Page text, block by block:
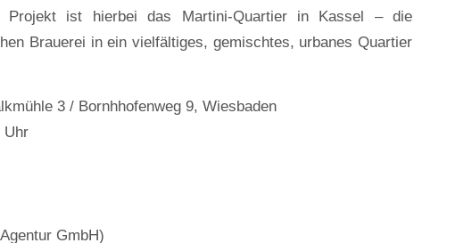
Projekt ist hierbei das Martini-Quartier in Kassel – die
Brauerei in ein vielfältiges, gemischtes, urbanes Quartier
3 / Bornhhofenweg 9, Wiesbaden
Uhr
GmbH)